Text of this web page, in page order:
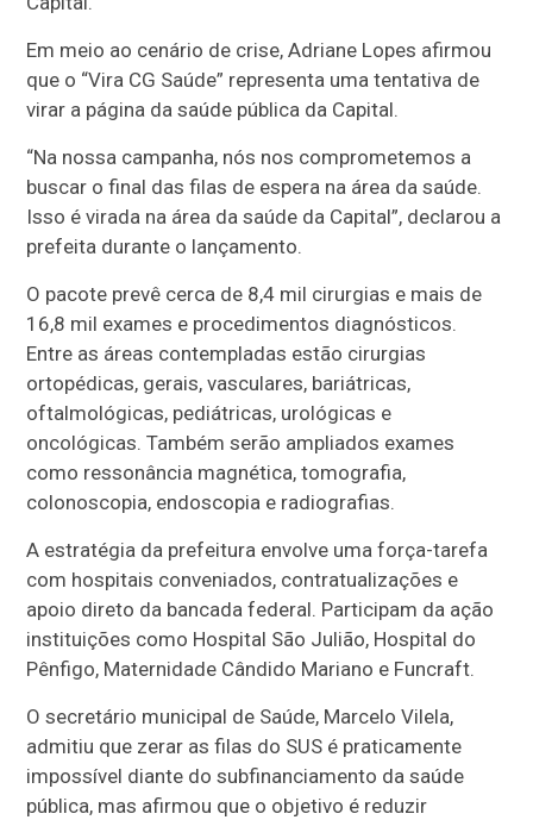
Em meio ao cenário de crise, Adriane Lopes afirmou
que o “Vira CG Saúde” representa uma tentativa de
virar a página da saúde pública da Capital.
“Na nossa campanha, nós nos comprometemos a
buscar o final das filas de espera na área da saúde.
Isso é virada na área da saúde da Capital”, declarou a
prefeita durante o lançamento.
O pacote prevê cerca de 8,4 mil cirurgias e mais de
16,8 mil exames e procedimentos diagnósticos.
Entre as áreas contempladas estão cirurgias
ortopédicas, gerais, vasculares, bariátricas,
oftalmológicas, pediátricas, urológicas e
oncológicas. Também serão ampliados exames
como ressonância magnética, tomografia,
colonoscopia, endoscopia e radiografias.
A estratégia da prefeitura envolve uma força-tarefa
com hospitais conveniados, contratualizações e
apoio direto da bancada federal. Participam da ação
instituições como Hospital São Julião, Hospital do
Pênfigo, Maternidade Cândido Mariano e Funcraft.
O secretário municipal de Saúde, Marcelo Vilela,
admitiu que zerar as filas do SUS é praticamente
impossível diante do subfinanciamento da saúde
pública, mas afirmou que o objetivo é reduzir